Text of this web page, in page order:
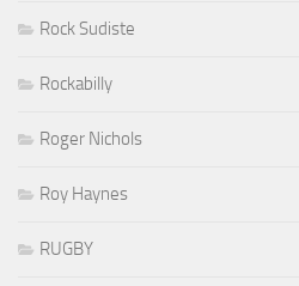
Rock Sudiste
Rockabilly
Roger Nichols
Roy Haynes
RUGBY